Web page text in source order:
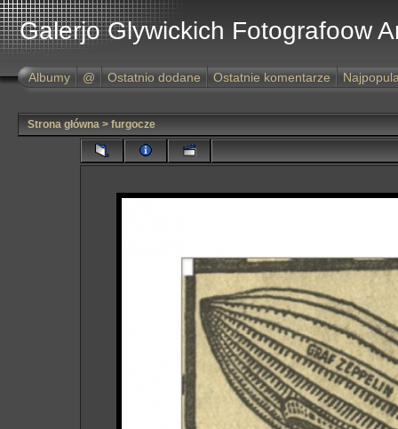
Galerjo Glywickich Fotografoow
Albumy @ Ostatnio dodane Ostatnie komentarze
Strona główna > furgocze